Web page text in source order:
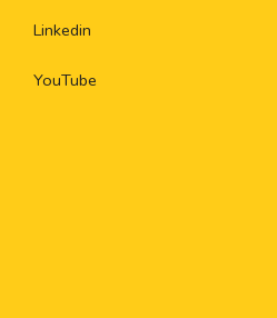
Linkedin
YouTube